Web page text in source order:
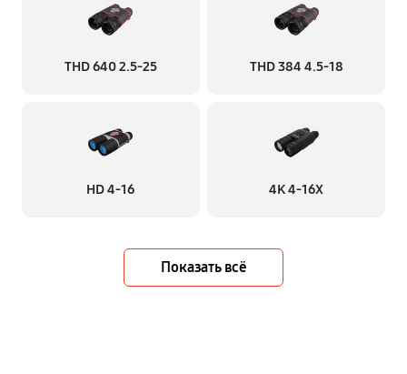
THD 640 2.5-25 THD 384 4.5-18
HD 4-16 4K 4-16X
Показать всё